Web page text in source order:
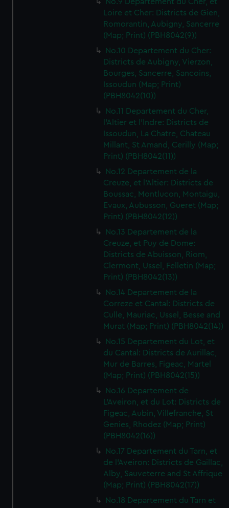
Loire et Cher: Districts de Gien,
Romorantin, Aubigny, Sancerre
(Map; Print) (PBH8042(9))
No.10 Departement du Cher:
Districts de Aubigny, Vierzon,
Bourges, Sancerre, Sancoins,
Issoudun (Map; Print)
(PBH8042(10))
No.11 Departement du Cher,
l'Altier et l'Indre: Districts de
Issoudun, La Chatre, Chateau
Millant, St Amand, Cerilly (Map;
Print) (PBH8042(11))
No.12 Departement de la
Creuze, et l'Altier: Districts de
Boussac, Montlucon, Montaigu,
Evaux, Aubusson, Gueret (Map;
Print) (PBH8042(12))
No.13 Departement de la
Creuze, et Puy de Dome:
Districts de Abuisson, Riom,
Clermont, Ussel, Felletin (Map;
Print) (PBH8042(13))
No.14 Departement de la
Correze et Cantal: Districts de
Culle, Mauriac, Ussel, Besse and
Murat (Map; Print) (PBH8042(14))
No.15 Departement du Lot, et
du Cantal: Districts de Aurillac,
Mur de Barres, Figeac, Martel
(Map; Print) (PBH8042(15))
No.16 Departement de
L'Aveiron, et du Lot: Districts de
Figeac, Aubin, Villefranche, St
Genies, Rhodez (Map; Print)
(PBH8042(16))
No.17 Departement du Tarn, et
de l'Aveiron: Districts de Gaillac,
Alby, Sauveterre and St Affrique
(Map; Print) (PBH8042(17))
No.18 Departement du Tarn et